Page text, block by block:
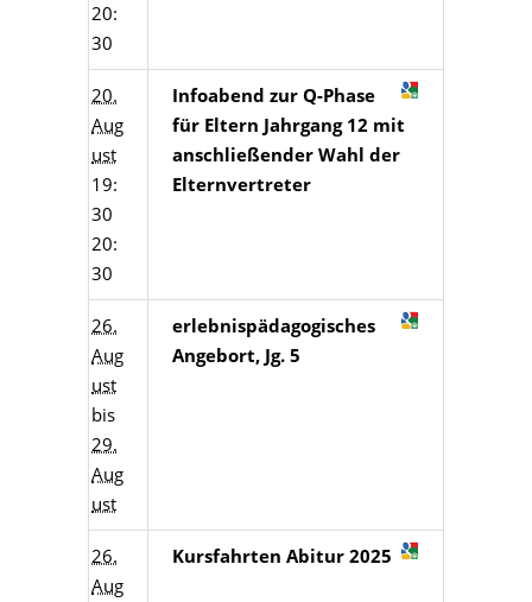
20:
30
20.
Aug
ust
19:
30
20:
30
Infoabend zur Q-Phase
für Eltern Jahrgang 12 mit
anschließender Wahl der
Elternvertreter
26.
Aug
ust
bis
29.
Aug
ust
erlebnispädagogisches
Angebort, Jg. 5
26.
Aug
Kursfahrten Abitur 2025